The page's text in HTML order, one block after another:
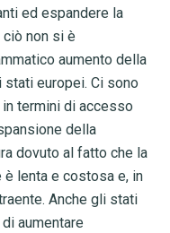
ed espandere la
non si è
aumento della
europei. Ci sono
termini di accesso
della
dovuto al fatto che la
lenta e costosa e, in
Anche gli stati
aumentare